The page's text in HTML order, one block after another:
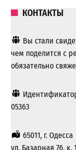
КОНТАКТЫ
Вы стали
чем поделится с
обязательно
05363
65011, г. Одесса
ул. Базарная 76, к. 1